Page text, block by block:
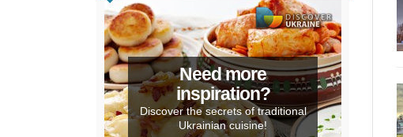
Need more
inspiration?
Discover the secrets of traditional
Ukrainian cuisine!